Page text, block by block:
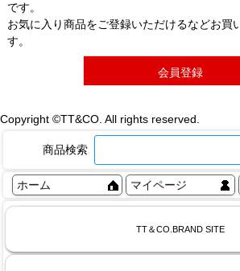
です。
お気に入り商品をご登録いただけるなどお買
す。
会員登録
Copyright ©TT&CO. All rights reserved.
商品検索
ホーム マイページ
TT＆CO.BRAND SITE